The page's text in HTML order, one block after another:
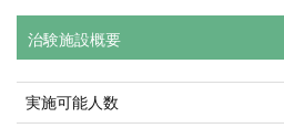
治験施設概要
実施可能人数